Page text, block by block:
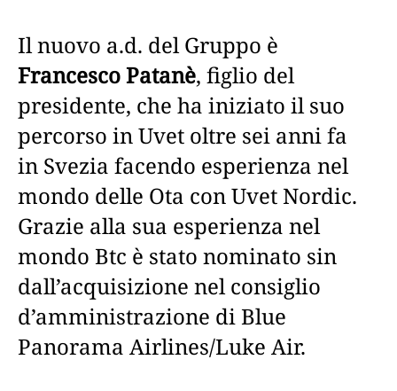
Il nuovo a.d. del Gruppo è
Francesco Patanè, figlio del
presidente, che ha iniziato il suo
percorso in Uvet oltre sei anni fa
in Svezia facendo esperienza nel
mondo delle Ota con Uvet Nordic.
Grazie alla sua esperienza nel
mondo Btc è stato nominato sin
dall’acquisizione nel consiglio
d’amministrazione di Blue
Panorama Airlines/Luke Air.